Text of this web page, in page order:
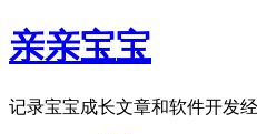
亲亲宝宝
记录宝宝成长文章和软件开发